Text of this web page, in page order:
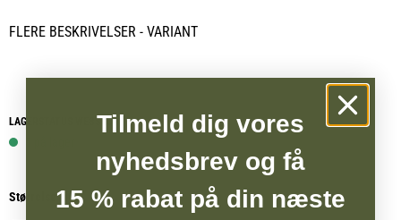
FLERE BESKRIVELSER - VARIANT
LAGERSTATUS WEBSHOP
Størrelse
Tilmeld dig vores
nyhedsbrev og få
15 % rabat på din næste